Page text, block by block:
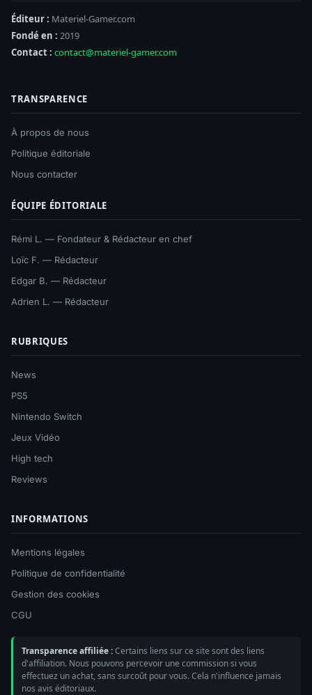
Éditeur : Materiel-Gamer.com
Fondé en : 2019
Contact : contact@materiel-gamer.com
TRANSPARENCE
À propos de nous
Politique éditoriale
Nous contacter
ÉQUIPE ÉDITORIALE
Rémi L. — Fondateur & Rédacteur en chef
Loïc F. — Rédacteur
Edgar B. — Rédacteur
Adrien L. — Rédacteur
RUBRIQUES
News
PS5
Nintendo Switch
Jeux Vidéo
High tech
Reviews
INFORMATIONS
Mentions légales
Politique de confidentialité
Gestion des cookies
CGU
Transparence affiliée :Certains liens sur ce site sont des liens
d'affiliation. Nous pouvons percevoir une commission si vous
effectuez un achat, sans surcoût pour vous. Cela n'influence jamais
nos avis éditoriaux.